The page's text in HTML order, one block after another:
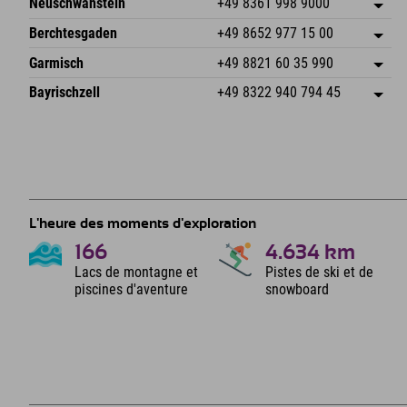
Allemagne
Réservation
Neuschwanstein +49 8361 998 9000
An der Riese 45
87484 Nesselwang im Allgäu
Allemagne
Enregistrer l'adresse
Réservation
Berchtesgaden +49 8652 977 15 00
Hofreitstr. 7
Allemagne
Enregistrer l'adresse
Réservation
Garmisch +49 8821 60 35 990
Frickenstraße 22
82490 Farchant
Enregistrer l'adresse
Bayrischzell +49 8322 940 794 45
L'heure des moments d'exploration
166
Lacs de montagne et
piscines d'aventure
4.634 km
Pistes de ski et de
snowboard